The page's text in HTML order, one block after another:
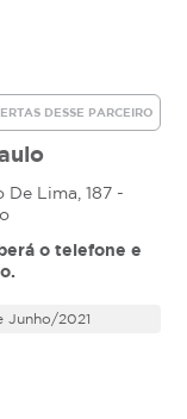
DESSE PARCEIRO
Lima, 187 -
o telefone e
Junho/2021